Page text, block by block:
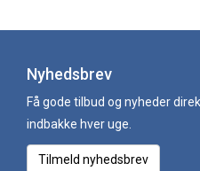
Nyhedsbrev
Få gode tilbud og nyheder
indbakke hver uge.
Tilmeld nyhedsbrev